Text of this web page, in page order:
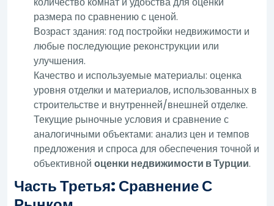
размера по сравнению с ценой.
Возраст здания: год постройки недвижимости и
любые последующие реконструкции или
улучшения.
Качество и используемые материалы: оценка
уровня отделки и материалов, использованных в
строительстве и внутренней/внешней отделке.
Текущие рыночные условия и сравнение с
аналогичными объектами: анализ цен и темпов
предложения и спроса для обеспечения точной и
объективнойоценки недвижимости в Турции.
Часть Третья: Сравнение С